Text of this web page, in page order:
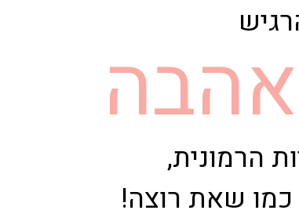
הרמונית,
כמו שאת רוצה!